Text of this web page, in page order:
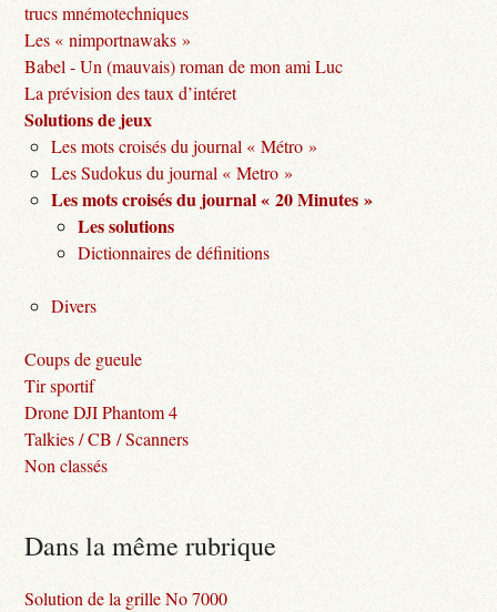
trucs mnémotechniques
Les « nimportnawaks »
Babel - Un (mauvais) roman de mon ami Luc
La prévision des taux d’intéret
Solutions de jeux
Les mots croisés du journal « Métro »
Les Sudokus du journal « Metro »
Les mots croisés du journal « 20 Minutes »
Les solutions
Dictionnaires de définitions
Divers
Coups de gueule
Tir sportif
Drone DJI Phantom 4
Talkies / CB / Scanners
Non classés
Dans la même rubrique
Solution de la grille No 7000